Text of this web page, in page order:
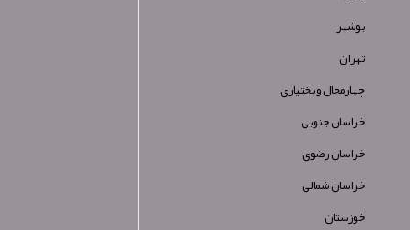
بوشهر
تهران
چهارمحال و بختیاری
خراسان جنوبی
خراسان رضوی
خراسان شمالی
خوزستان